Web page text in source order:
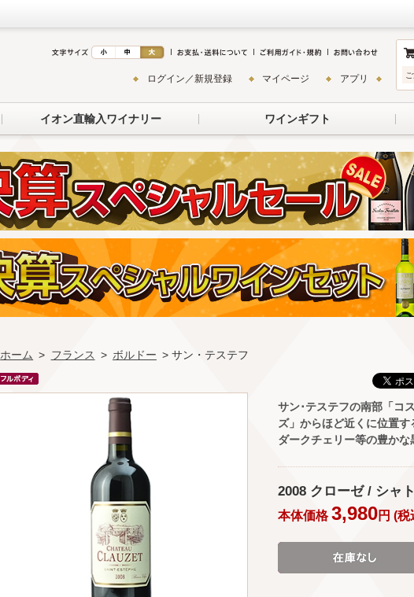
ログイン／新規登録 マイページ アプリ
イオン直輸入ワイナリー ワインギフト
ホーム > フランス > ボルドー > サン・テステフ
サン･テステフの南部「コ
ズ」からほど近くに位置す
ダークチェリー等の豊かな
2008 クローゼ / シャ
本体価格3,980円 (税